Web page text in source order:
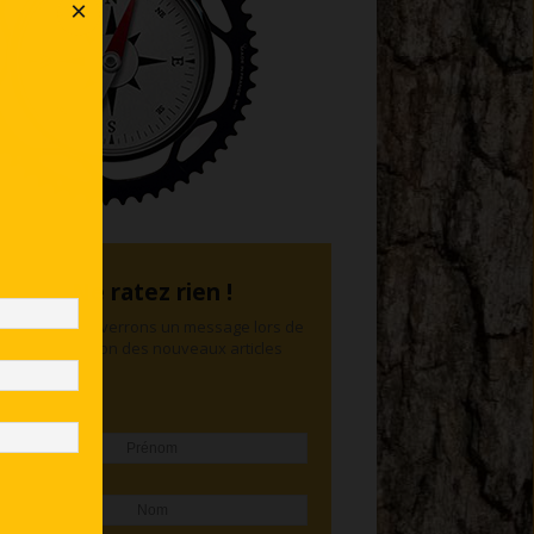
Ne ratez rien !
Nous vous enverrons un message lors de
×